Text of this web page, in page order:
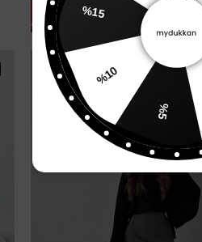
450,00 TL
750,00 TL
%60
%5
%10